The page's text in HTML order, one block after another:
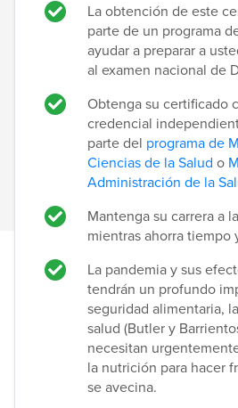
La obtención de este
parte de un programa
ayudar a preparar a
al examen nacional de
Obtenga su certificado
credencial
parte del programa de
Ciencias de la Salud o
Administración de la
Mantenga su carrera a
mientras ahorra tiempo
La pandemia y sus
tendrán un profundo
seguridad alimentaria,
salud (Butler y
necesitan
la nutrición para hacer
se avecina.